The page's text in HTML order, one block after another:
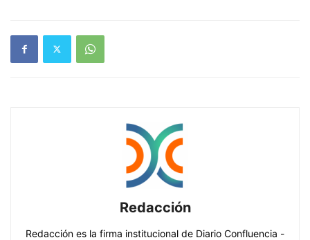
Redacción
Redacción es la firma institucional de Diario Confluencia -